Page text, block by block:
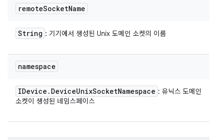
remoteSocketName
String : 기기에서 생성된 Unix 도메인 소켓의 이름
namespace
IDevice . DeviceUnixSocketNamespace : 유닉스 도메인
소켓이 생성된 네임스페이스